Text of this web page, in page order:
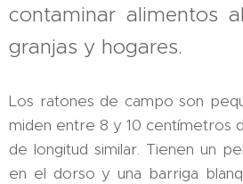
contaminar alimentos
granjas y hogares.
Los ratones de campo son
miden entre 8 y 10 centímetros
de longitud similar. Tienen un
en el dorso y una barriga